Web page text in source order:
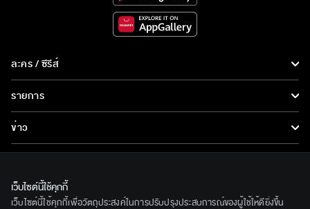
ละคร / ซีรีส์
ละคร/ซีรีส์
ซีรีส์นานาชาติ
การ์ตูน & เกม
รายการ
รายการทั้งหมด
ข่าว
ข่าวทั้งหมด
ข่าวประชาสัมพันธ์
ทีวีออนไลน์
เกี่ยวกับเรา
เว็บไซต์นี้ใช้คุกกี้
เว็บไซต์นี้ใช้คุกกี้เพื่อวัตถุประสงค์ในการปรับปรุงประสบการณ์ของผู้ใช้ให้ดียิ่งขึ้น